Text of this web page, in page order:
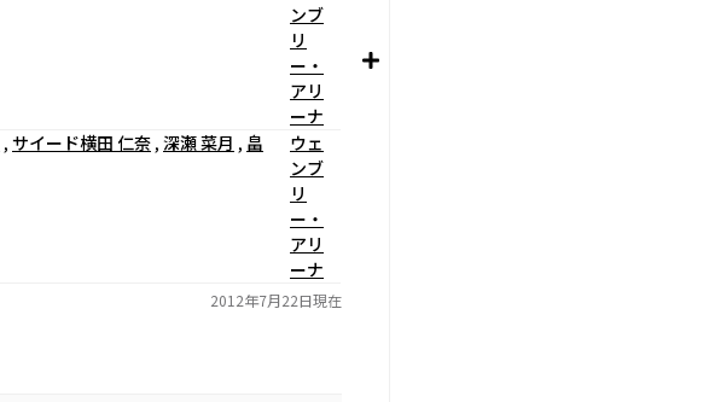
ンブ
リ
ー・
アリ
ーナ
, サイード横田 仁奈 , 深瀬 菜月 , 畠
ウェ
ンブ
リ
ー・
アリ
ーナ
2012年7月22日現在